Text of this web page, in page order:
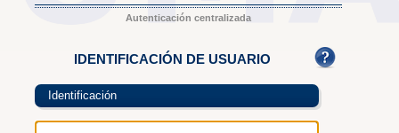
Autenticación centralizada
IDENTIFICACIÓN DE USUARIO
Identificación